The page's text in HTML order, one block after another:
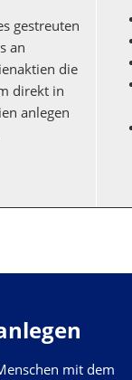
gestreuten
an
die
direkt in
anlegen
mit dem